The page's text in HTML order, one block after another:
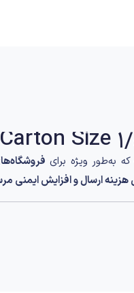
به‌طور ویژه برای
ارسال و افزایش ایمنی